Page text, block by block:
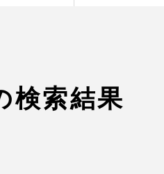
検索結果